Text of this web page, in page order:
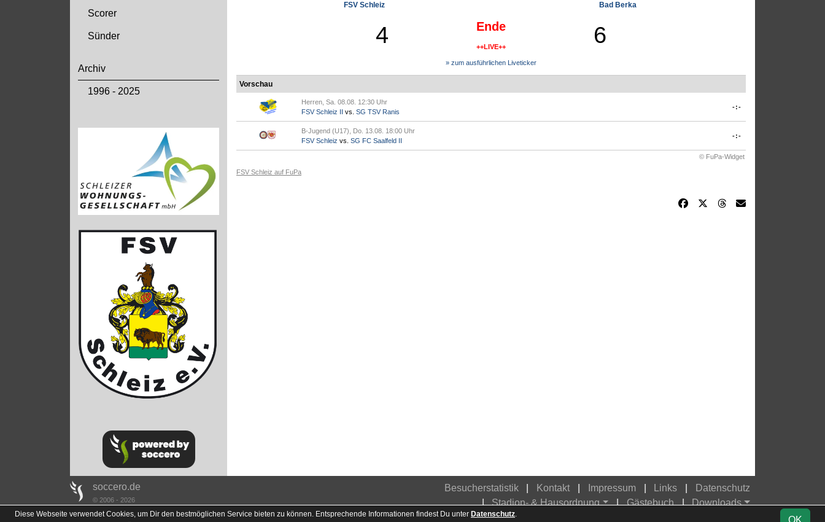
Scorer
Sünder
Archiv
1996 - 2025
FSV Schleiz Bad Berka
4 Ende
++LIVE++ 6
» zum ausführlichen Liveticker
Vorschau
Herren, Sa. 08.08. 12:30 Uhr
FSV Schleiz II vs. SG TSV Ranis
-:-
B-Jugend (U17), Do. 13.08. 18:00 Uhr
FSV Schleiz vs. SG FC Saalfeld II
-:-
© FuPa-Widget
FSV Schleiz auf FuPa
soccero.de
© 2006 - 2026
Besucherstatistik Kontakt Impressum Links
Datenschutz
Stadion- & Hausordnung
Gästebuch
Downloads
OK
Diese Webseite verwendet Cookies, um Dir den bestmöglichen Service bieten zu können. Entsprechende Informationen findest Du unter Datenschutz.